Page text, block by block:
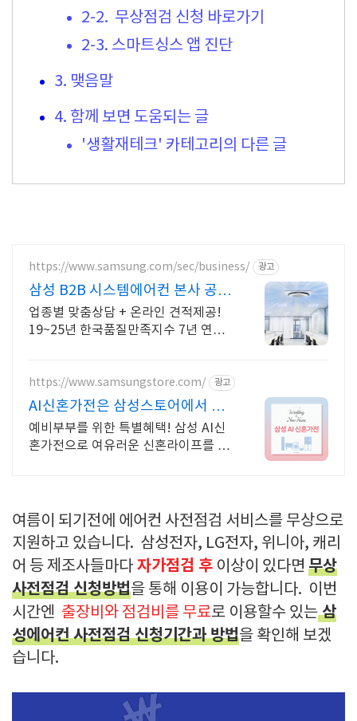
2-2. 무상점검 신청 바로가기
2-3. 스마트싱스 앱 진단
3. 맺음말
4. 함께 보면 도움되는 글
'생활재테크' 카테고리의 다른 글
https://www.samsung.com/sec/business/ 광고
삼성 B2B 시스템에어컨 본사 공식
비즈니스 사이트
업종별 맞춤상담 + 온라인 견적제공!
19~25년 한국품질만족지수 7년 연속1
https://www.samsungstore.com/ 광고
AI신혼가전은 삼성스토어에서 AI
가전부터 갤럭시까지
예비부부를 위한 특별혜택! 삼성 AI신
혼가전으로 여유러운 신혼라이프를 만
여름이 되기전에 에어컨 사전점검 서비스를 무상으로
지원하고 있습니다. 삼성전자, LG전자, 위니아, 캐리
어 등 제조사들마다 자가점검 후 이상이 있다면 무상
사전점검 신청방법을 통해 이용이 가능합니다. 이번
시간엔 출장비와 점검비를 무료로 이용할수 있는삼
성에어컨 사전점검 신청기간과 방법을 확인해 보겠
습니다.